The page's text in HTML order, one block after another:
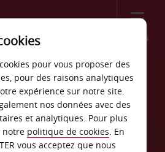
Menu
voiture
pour vous proposer des
pour des raisons analytiques
expérience sur notre site.
nos données avec des
et analytiques. Pour plus
notre politique de cookies. En
vous acceptez que nous